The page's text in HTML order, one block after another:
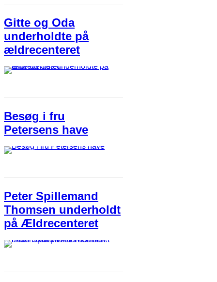
Gitte og Oda
underholdte på
ældrecenteret
Besøg i fru
Petersens have
Peter Spillemand
Thomsen underholdt
på Ældrecenteret